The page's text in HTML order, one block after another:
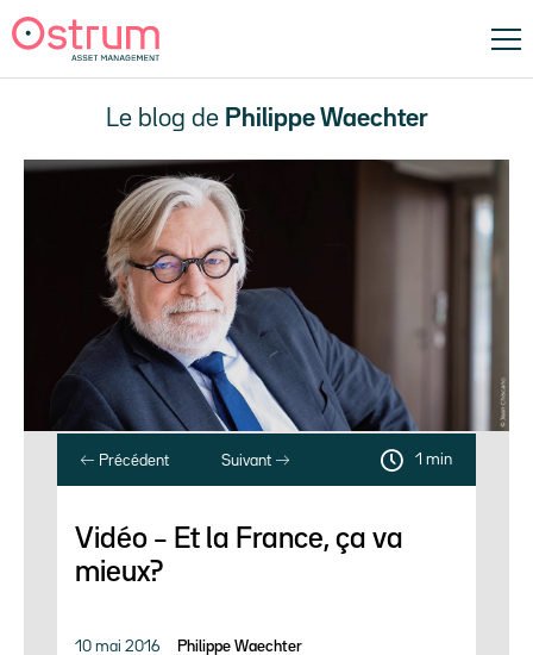
Le blog de Philippe Waechter
Précédent Suivant 1 min
Vidéo – Et la France, ça va
mieux?
10 mai 2016 Philippe Waechter